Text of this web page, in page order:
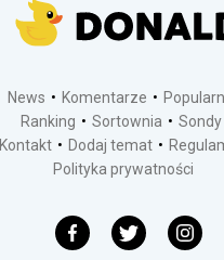
News Komentarze
Ranking
Sortownia
Sondy
Kontakt
Dodaj temat
Polityka prywatności